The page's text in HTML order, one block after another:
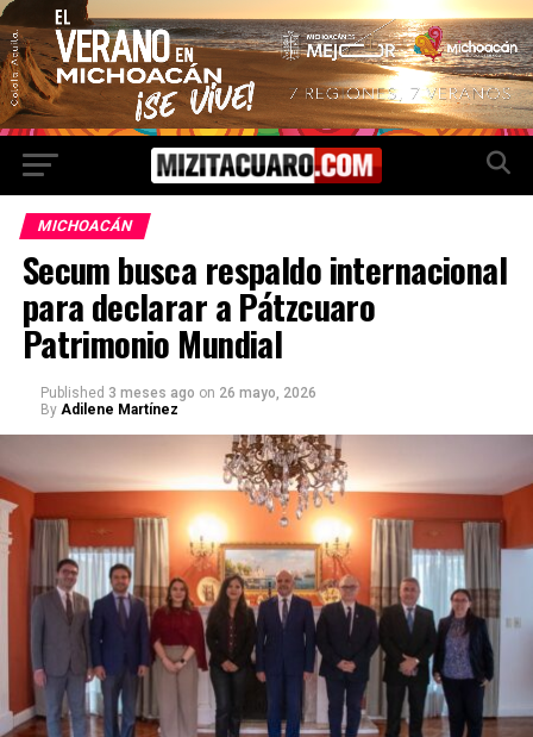
MICHOACÁN
Secum busca respaldo internacional
para declarar a Pátzcuaro
Patrimonio Mundial
Published 3 meses ago on 26 mayo, 2026
By Adilene Martínez